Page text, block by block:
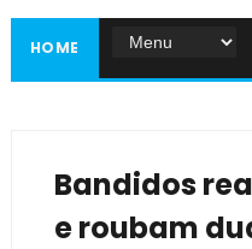
HOME
Bandidos
e roubam